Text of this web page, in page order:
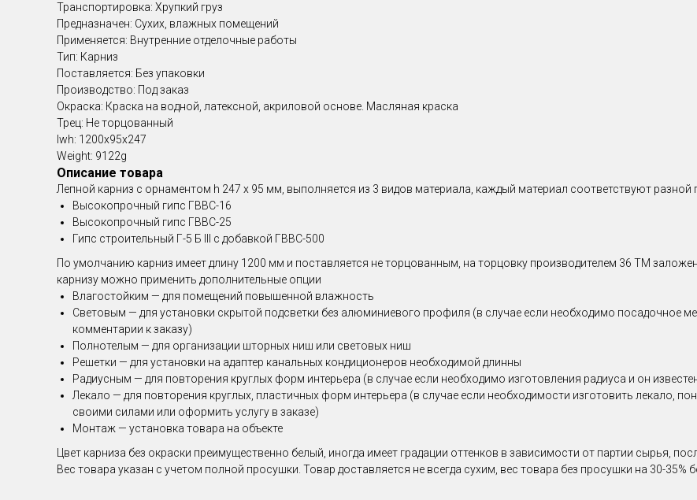
Транспортировка: Хрупкий груз
Предназначен: Сухих, влажных помещений
Применяется: Внутренние отделочные работы
Тип: Карниз
Поставляется: Без упаковки
Производство: Под заказ
Окраска: Краска на водной, латексной, акриловой основе. Масляная краска
Трец: Не торцованный
lwh: 1200x95x247
Weight: 9122g
Описание товара
Лепной карниз с орнаментом h 247 х 95 мм , выполняется из 3 видов материала, каждый материал соответствуют разной
Высокопрочный гипс ГВВС-16
Высокопрочный гипс ГВВС-25
Гипс строительный Г-5 Б III с добавкой ГВВС-500
По умолчанию карниз имеет длину 1200 мм и поставляется не торцованным, на торцовку производителем 36 ТМ
карнизу можно применить дополнительные опции
Влагостойким — для помещений повышенной влажность
Световым — для установки скрытой подсветки без алюминиевого профиля (в случае если необходимо посадочное
комментарии к заказу)
Полнотелым — для организации шторных ниш или световых ниш
Решетки — для установки на адаптер канальных кондиционеров необходимой длинны
Радиусным — для повторения круглых форм интерьера (в случае если необходимо изготовления радиуса и он
Лекало — для повторения круглых, пластичных форм интерьера (в случае если необходимости изготовить лекало,
своими силами или оформить услугу в заказе)
Монтаж — установка товара на объекте
Цвет карниза без окраски преимущественно белый, иногда имеет градации оттенков в зависимости от партии сырья,
Вес товара указан с учетом полной просушки. Товар доставляется не всегда сухим, вес товара без просушки на 30-